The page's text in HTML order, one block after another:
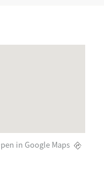
in Google Maps